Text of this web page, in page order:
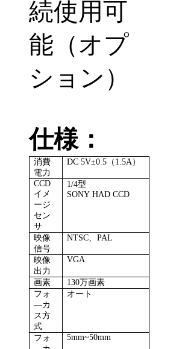
続使用可
能（オプ
ション）
仕様：
消費
電力
DC 5V±0.5（1.5A）
CCD
イメ
ージ
セン
サ
1/4型
SONY HAD CCD
映像
信号
NTSC、PAL
映像
出力
VGA
画素
130万画素
フォ
―カ
ス方
式
オート
フォ
5mm~50mm